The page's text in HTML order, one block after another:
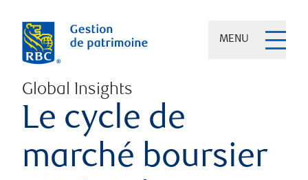
MENU
Global Insights
Le cycle de
marché boursier